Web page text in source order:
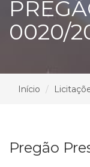
0020/
Início
Pregão